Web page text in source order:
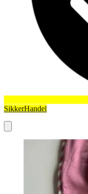
SikkerHandel